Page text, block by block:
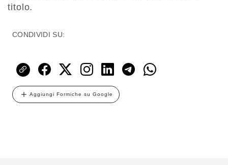
titolo.
CONDIVIDI SU:
Aggiungi Formiche su Google